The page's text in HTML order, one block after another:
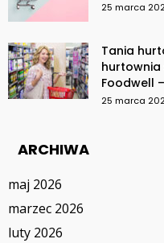
25 marca
Tania
hurtownia
Foodwell
25 marca
ARCHIWA
maj 2026
marzec 2026
luty 2026